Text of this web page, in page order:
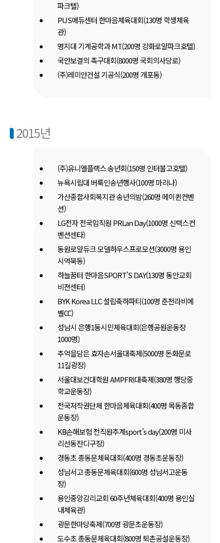
파크텔)
PUS에듀센터 한마음체육대회(130명 학생체육
관)
명지대 기계공학과 MT(200명 강화로얄파크호텔)
국안보결의 촉구대회(8000명 국회의사당로)
(주)레미안건설 기공식(200명 개포동)
2015년
(주)유니엘플랙스 송년회(150명 인터불고호텔)
뉴욕시립대 버룩인송년행사(100명 마리나)
가산종합사회복지관 송년의밤(260명 메이퀸컨벤
션)
LG전자 전국임직원 PRLan Day(1000명 신텍스컨
벤션센타)
동원로얄듀크 모델하우스프로모션(3000명 용인
시역북동)
하늘꿈터 한마음SPORT’S DAY(130명 동안교회
비젼센터)
BYK Korea LLC 설립축하파티(100명 춘천라비에
벨CC)
성남시 은행1동시민체육대회(은행공원운동장
1000명)
추억을담은 효자손서울대축제(5000명 돈화문로
11길광장)
서울대보건대학원 AMPFRI대축제(380명 행당중
학교운동장)
전국저작권단체 한마음체육대회(400명 목동종합
운동장)
KB손해보험 전직원추계sport’s day(200명 미사
리선동잔디구장)
경동초 총동문체육대회(400명 경동초운동장)
성남서고 총동문체육대회(600명 성남서고운동
장)
용인중앙감리교회 60주년체육대회(400명 용인실
내체육관)
광문한마당축제(700명 광문초운동장)
도수초 총동문체육대회(800명 퇴촌공설운동장)